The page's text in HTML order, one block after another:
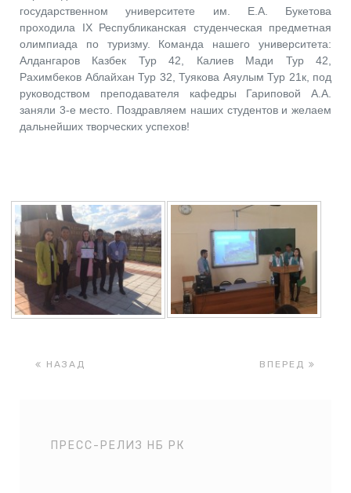
государственном университете им. Е.А. Букетова
проходила IX Республиканская студенческая предметная
олимпиада по туризму. Команда нашего университета:
Алдангаров Казбек Тур 42, Калиев Мади Тур 42,
Рахимбеков Аблайхан Тур 32, Туякова Аяулым Тур 21к, под
руководством преподавателя кафедры Гариповой А.А.
заняли 3-е место. Поздравляем наших студентов и желаем
дальнейших творческих успехов!
НАЗАД ВПЕРЕД
ПРЕСС-РЕЛИЗ НБ РК